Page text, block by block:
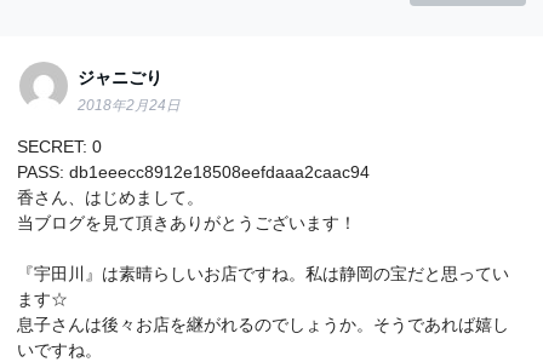
ジャニごり
2018年2月24日
SECRET: 0
PASS: db1eeecc8912e18508eefdaaa2caac94
香さん、はじめまして。
当ブログを見て頂きありがとうございます！
『宇田川』は素晴らしいお店ですね。私は静岡の宝だと思ってい
ます☆
息子さんは後々お店を継がれるのでしょうか。そうであれば嬉し
いですね。